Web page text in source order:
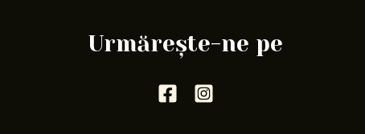
Urmărește-ne pe